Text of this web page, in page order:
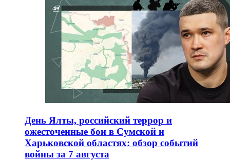
День Ялты, российский террор и
ожесточенные бои в Сумской и
Харьковской областях: обзор событий
войны за 7 августа